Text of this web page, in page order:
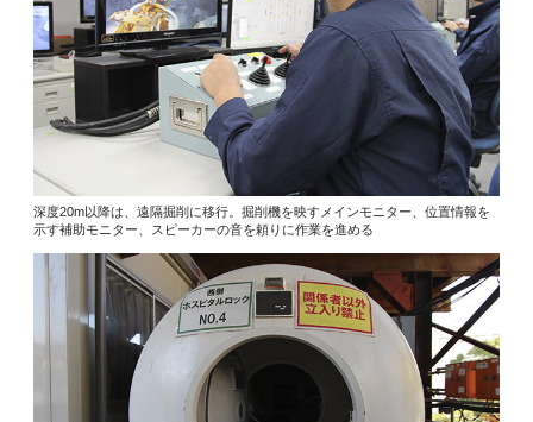
深度20m以降は、遠隔掘削に移行。掘削機を映すメインモニター、位置情報を
示す補助モニター、スピーカーの音を頼りに作業を進める